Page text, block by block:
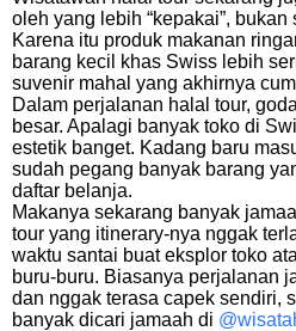
oleh yang lebih “kepakai”,
Karena itu produk makanan
barang kecil khas Swiss lebih
suvenir mahal yang akhirnya
Dalam perjalanan halal tour,
besar. Apalagi banyak toko di
estetik banget. Kadang baru
sudah pegang banyak barang
daftar belanja.
Makanya sekarang banyak
tour yang itinerary-nya nggak
waktu santai buat eksplor toko
buru-buru. Biasanya perjalanan
dan nggak terasa capek sendiri,
banyak dicari jamaah di